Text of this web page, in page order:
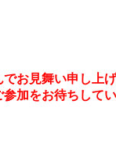
お見舞い申し上げ
加をお待ちしてい